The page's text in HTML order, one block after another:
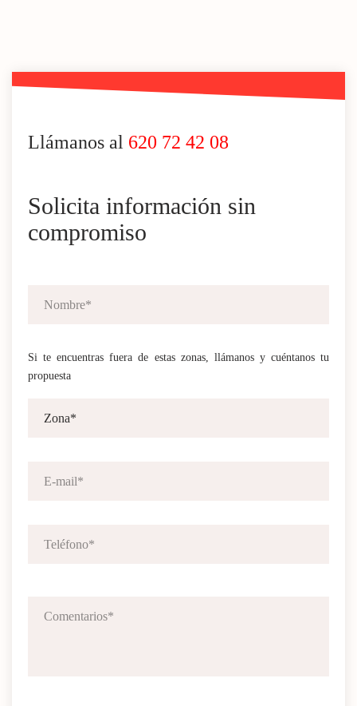
Llámanos al 620 72 42 08
Solicita información sin
compromiso
Si te encuentras fuera de estas zonas, llámanos y cuéntanos tu
propuesta